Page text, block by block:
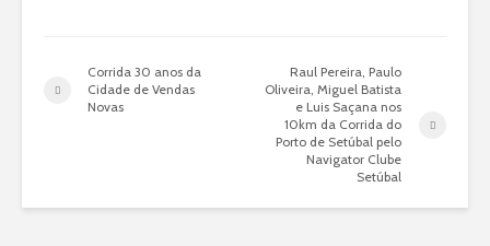
Corrida 30 anos da
Cidade de Vendas
Novas
Raul Pereira, Paulo
Oliveira, Miguel Batista
e Luis Saçana nos
10km da Corrida do
Porto de Setúbal pelo
Navigator Clube
Setúbal